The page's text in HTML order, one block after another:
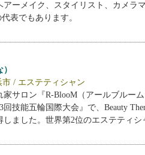
アーメイク、スタイリスト、カメラ
表でもあります。
市 / エステティシャン
サロン『R-BlooM（アールブルー
回技能五輪国際大会』で、Beauty
ました。世界第2位のエステティシ